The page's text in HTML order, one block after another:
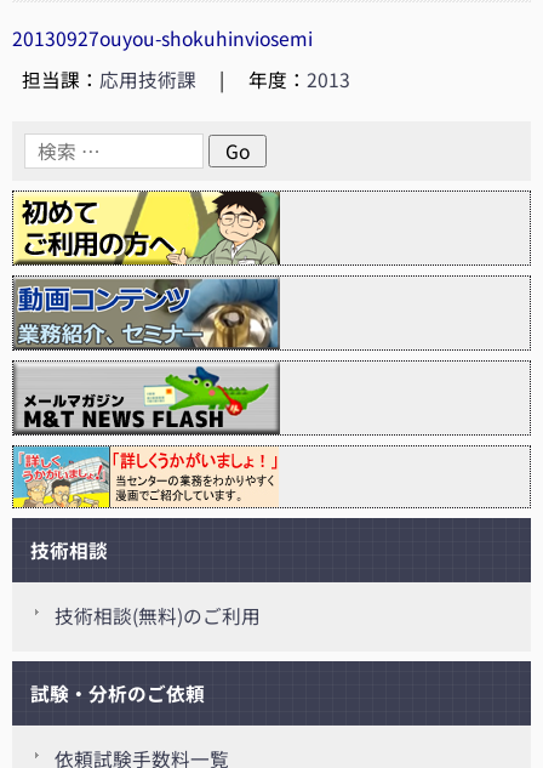
20130927ouyou-shokuhinviosemi
担当課： 応用技術課 | 年度：2013
技術相談
技術相談(無料)のご利用
試験・分析のご依頼
依頼試験手数料一覧